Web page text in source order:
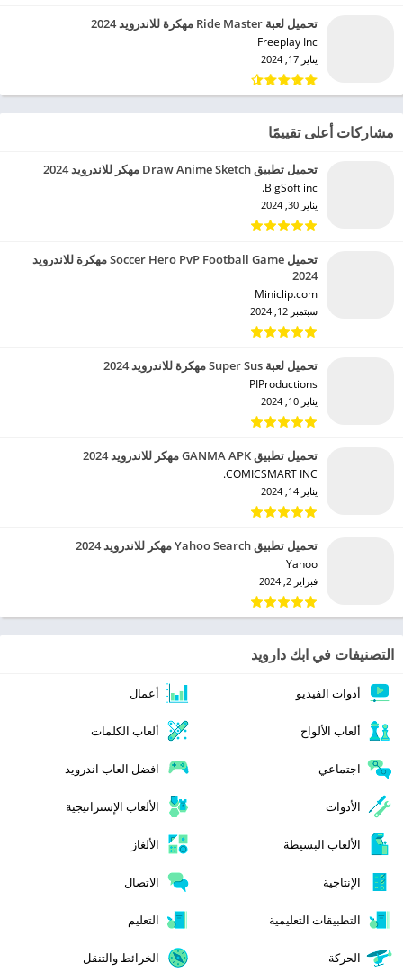
تحميل لعبة Ride Master مهكرة للاندرويد 2024
Freeplay Inc‏
يناير 17, 2024
مشاركات أعلى تقييمًا
تحميل تطبيق Draw Anime Sketch مهكر للاندرويد 2024
BigSoft inc.‏
يناير 30, 2024
تحميل Soccer Hero PvP Football Game مهكرة للاندرويد
2024
Miniclip.com‏
سبتمبر 12, 2024
تحميل لعبة Super Sus مهكرة للاندرويد 2024
PIProductions‏
يناير 10, 2024
تحميل تطبيق GANMA APK مهكر للاندرويد 2024
COMICSMART INC.‏
يناير 14, 2024
تحميل تطبيق Yahoo Search مهكر للاندرويد 2024
Yahoo‏
فبراير 2, 2024
التصنيفات في ابك دارويد
أدوات الفيديو أعمال
ألعاب الألواح ألعاب الكلمات
اجتماعي افضل العاب اندرويد
الأدوات الألعاب الإستراتيجية
الألعاب البسيطة الألغاز
الإنتاجية الاتصال
التطبيقات التعليمية التعليم
الحركة الخرائط والتنقل